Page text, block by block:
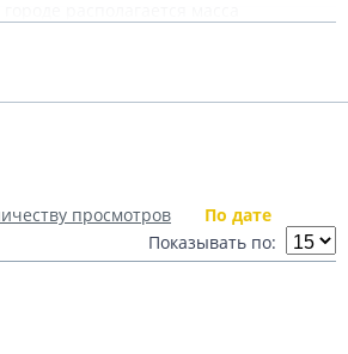
просмотров
По дате
Показывать по: